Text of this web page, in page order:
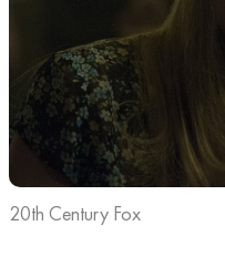
20th Century Fox